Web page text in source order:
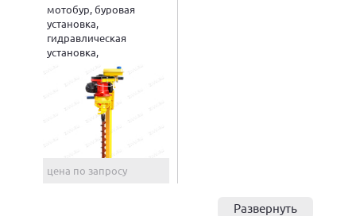
мотобур, буровая
установка,
гидравлическая
установка,
малогабаритная
установка
цена по запросу
Развернуть